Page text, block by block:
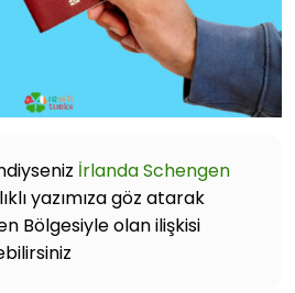
İrlanda Schengen
yazımıza göz atarak
Bölgesiyle olan ilişkisi